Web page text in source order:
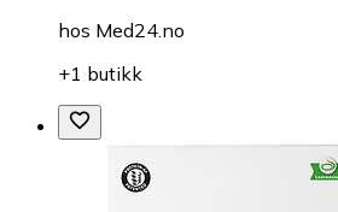
hos Med24.no
+1 butikk